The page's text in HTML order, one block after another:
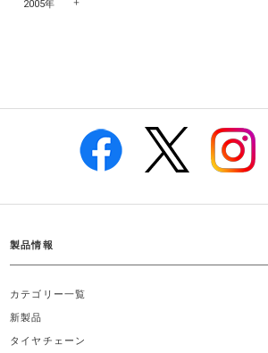
2005年
製品情報
カテゴリー一覧
新製品
タイヤチェーン